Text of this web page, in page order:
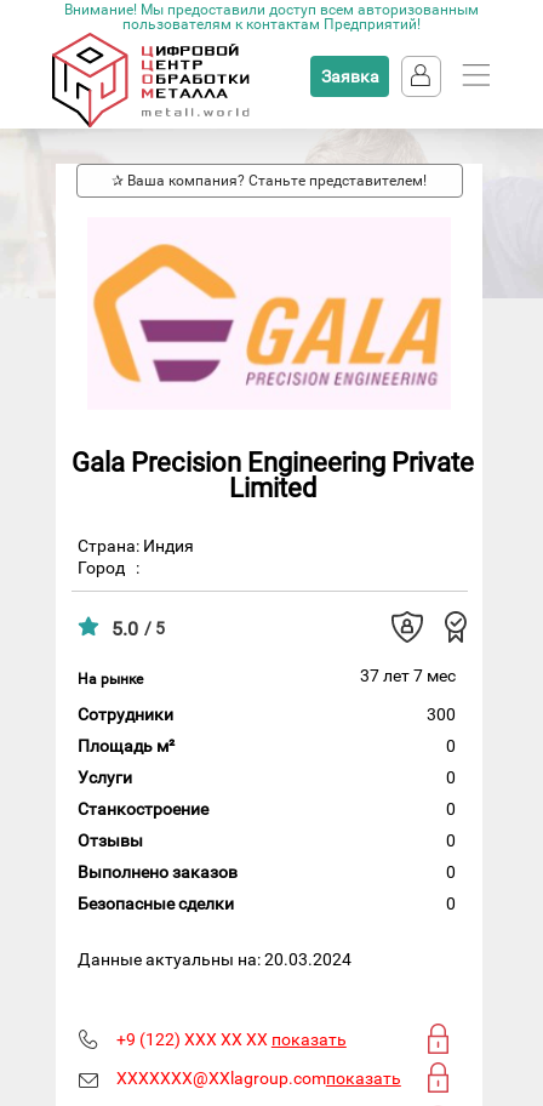
Внимание! Мы предоставили доступ всем авторизованным
пользователям к контактам Предприятий!
Заявка
✰ Ваша компания? Станьте представителем!
Gala Precision Engineering Private
Limited
Страна: Индия
Город
:
5.0 / 5
На рынке
37 лет 7 мес
Сотрудники
300
Площадь м²
0
Услуги
0
Станкостроение
0
Отзывы
0
Выполнено заказов
0
Безопасные сделки
0
Данные актуальны на: 20.03.2024
+9 (122) XXX XX XX показать
XXXXXXX@XXlagroup.comпоказать